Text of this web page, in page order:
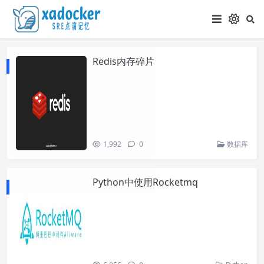
Redis内存碎片
1,992 0 数据库
Python中使用Rocketmq